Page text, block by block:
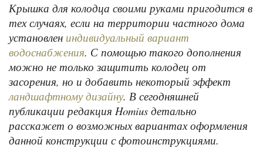
Крышка для колодца своими руками пригодится в
тех случаях, если на территории частного дома
установлен индивидуальный вариант
водоснабжения. С помощью такого дополнения
можно не только защитить колодец от
засорения, но и добавить некоторый эффект
ландшафтному дизайну. В сегодняшней
публикации редакция Homius детально
расскажет о возможных вариантах оформления
данной конструкции с фотоинструкциями.